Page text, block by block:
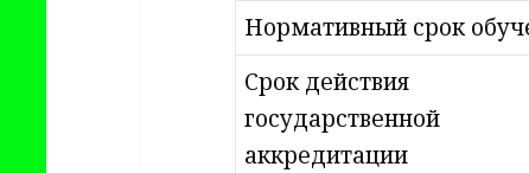
Нормативный срок
Срок действия
государственной
аккредитации